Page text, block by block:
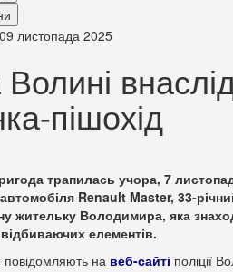
листопада 2025
пішохід
трапилась учора, 7
Renault Master, 33-
жительку Володимира, яка
елементів.
на веб-сайті поліції